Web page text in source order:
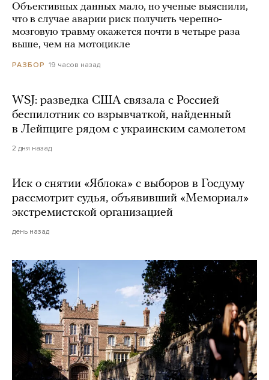
Объективных данных мало, но ученые выяснили,
что в случае аварии риск получить черепно-
мозговую травму окажется почти в четыре раза
выше, чем на мотоцикле
РАЗБОР 19 часов назад
WSJ: разведка США связала с Россией
беспилотник со взрывчаткой, найденный
в Лейпциге рядом с украинским самолетом
2 дня назад
Иск о снятии «Яблока» с выборов в Госдуму
рассмотрит судья, объявивший «Мемориал»
экстремистской организацией
день назад